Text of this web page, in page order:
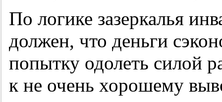
По логике зазеркалья
должен, что деньги
попытку одолеть силой
к не очень хорошему